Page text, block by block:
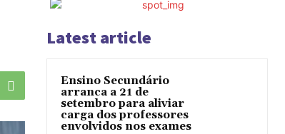
Latest article
Ensino Secundário
arranca a 21 de
setembro para aliviar
carga dos professores
envolvidos nos exames